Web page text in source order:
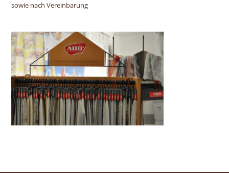
sowie nach Vereinbarung